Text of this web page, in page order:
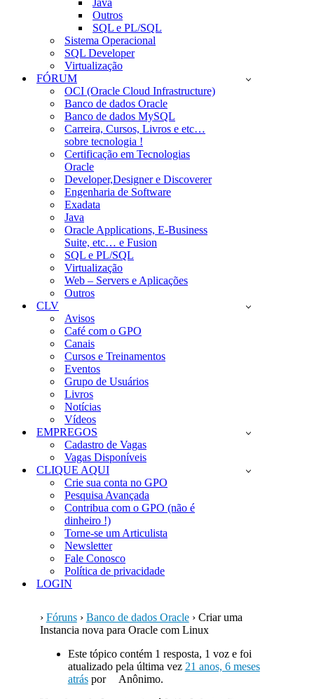
Java
Outros
SQL e PL/SQL
Sistema Operacional
SQL Developer
Virtualização
FÓRUM
OCI (Oracle Cloud Infrastructure)
Banco de dados Oracle
Banco de dados MySQL
Carreira, Cursos, Livros e etc…
sobre tecnologia !
Certificação em Tecnologias
Oracle
Developer,Designer e Discoverer
Engenharia de Software
Exadata
Java
Oracle Applications, E-Business
Suite, etc… e Fusion
SQL e PL/SQL
Virtualização
Web – Servers e Aplicações
Outros
CLV
Avisos
Café com o GPO
Canais
Cursos e Treinamentos
Eventos
Grupo de Usuários
Livros
Notícias
Vídeos
EMPREGOS
Cadastro de Vagas
Vagas Disponíveis
CLIQUE AQUI
Crie sua conta no GPO
Pesquisa Avançada
Contribua com o GPO (não é
dinheiro !)
Torne-se um Articulista
Newsletter
Fale Conosco
Política de privacidade
LOGIN
› Fóruns › Banco de dados Oracle › Criar uma
Instancia nova para Oracle com Linux
Este tópico contém 1 resposta, 1 voz e foi
atualizado pela última vez 21 anos, 6 meses
atráspor
Anônimo.